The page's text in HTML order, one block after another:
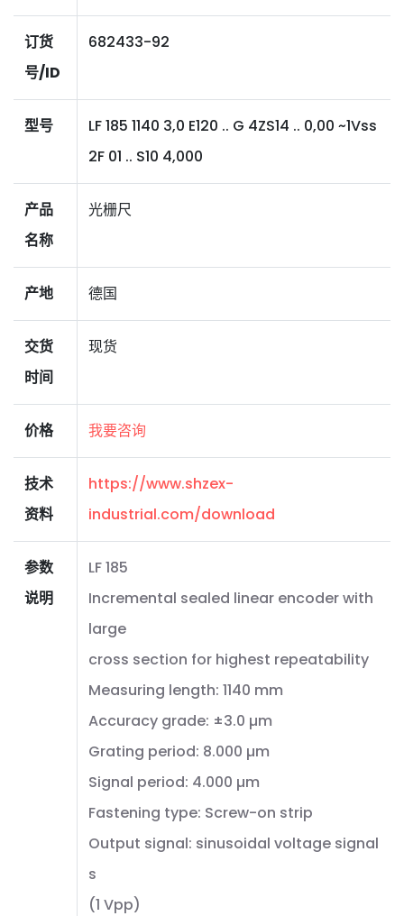
订货
号/ID
682433-92
型号
LF 185 1140 3,0 E120 .. G 4ZS14 .. 0,00 ~1Vss
2F 01 .. S10 4,000
产品
名称
光栅尺
产地 德国
交货
时间
现货
价格 我要咨询
技术
资料
https://www.shzex-
industrial.com/download
参数
说明
LF 185
Incremental sealed linear encoder with
large
cross section for highest repeatability
Measuring length: 1140 mm
Accuracy grade: ±3.0 µm
Grating period: 8.000 µm
Signal period: 4.000 µm
Fastening type: Screw-on strip
Output signal: sinusoidal voltage signal
s
(1 Vpp)